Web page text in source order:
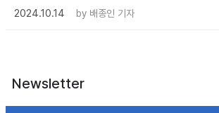
2024.10.14
by 배종인 기자
Newsletter